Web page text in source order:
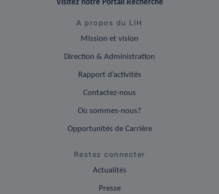
Visitez notre Portail Recherche
A propos du LIH
Mission et vision
Direction & Administration
Rapport d’activités
Contactez-nous
Où sommes-nous?
Opportunités de Carrière
Restez connecter
Actualités
Presse